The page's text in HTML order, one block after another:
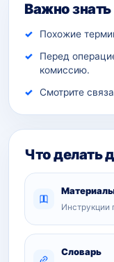
Важно знать
Похожие
Перед
комиссию.
Смотрите
Что делать
Инструкции
Словарь